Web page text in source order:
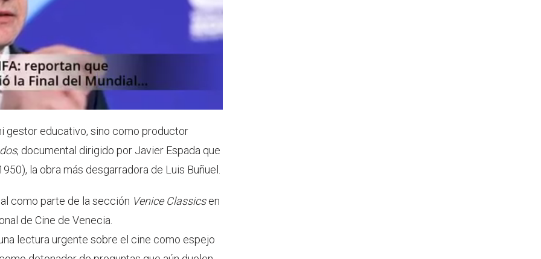
gestor educativo, sino como productor
, documental dirigido por Javier Espada que
la obra más desgarradora de Luis Buñuel.
como parte de la sección Venice Classicsen
de Cine de Venecia.
lectura urgente sobre el cine como espejo